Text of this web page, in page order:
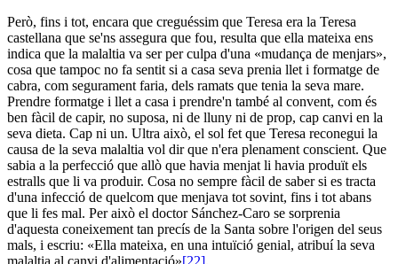
Però, fins i tot, encara que creguéssim que Teresa era la Teresa
castellana que se'ns assegura que fou, resulta que ella mateixa ens
indica que la malaltia va ser per culpa d'una «mudança de menjars»,
cosa que tampoc no fa sentit si a casa seva prenia llet i formatge de
cabra, com segurament faria, dels ramats que tenia la seva mare.
Prendre formatge i llet a casa i prendre'n també al convent, com és
ben fàcil de capir, no suposa, ni de lluny ni de prop, cap canvi en la
seva dieta. Cap ni un. Ultra això, el sol fet que Teresa reconegui la
causa de la seva malaltia vol dir que n'era plenament conscient. Que
sabia a la perfecció que allò que havia menjat li havia produït els
estralls que li va produir. Cosa no sempre fàcil de saber si es tracta
d'una infecció de quelcom que menjava tot sovint, fins i tot abans
que li fes mal. Per això el doctor Sánchez-Caro se sorprenia
d'aquesta coneixement tan precís de la Santa sobre l'origen del seus
mals, i escriu: «Ella mateixa, en una intuïció genial, atribuí la seva
malaltia al canvi d'alimentació»[22].